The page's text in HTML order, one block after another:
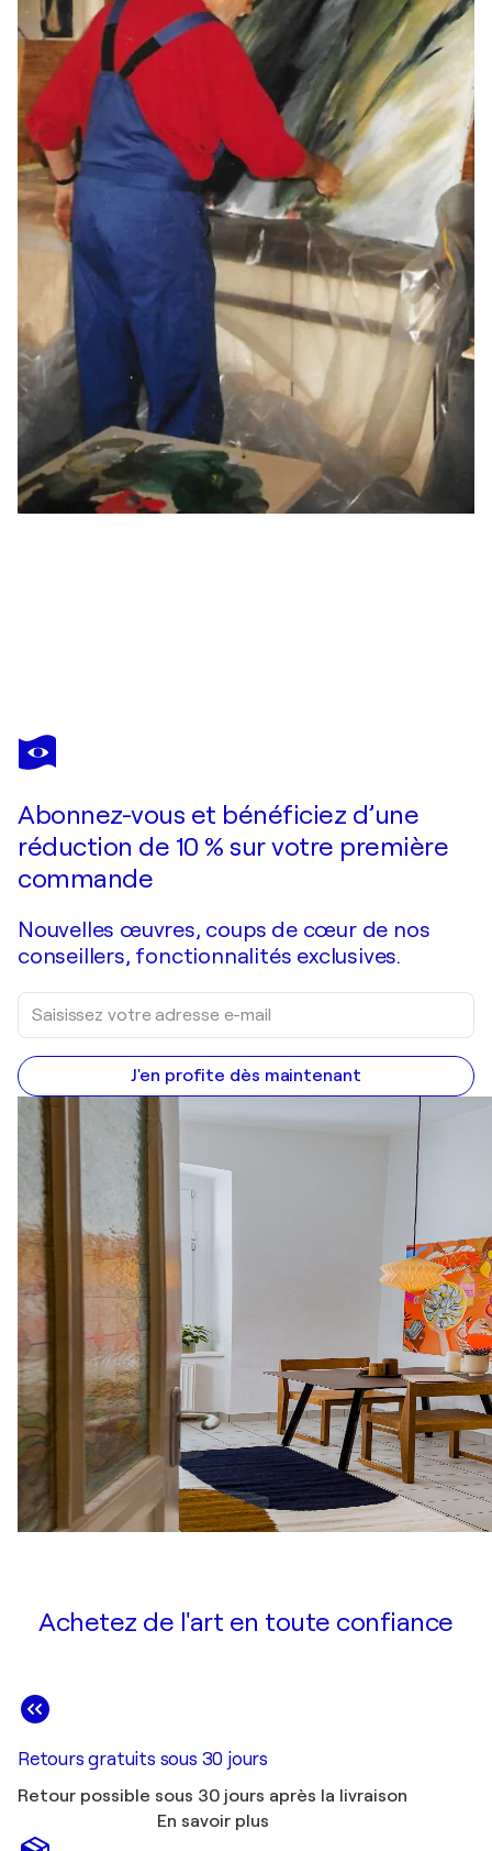
HELLMUT ECKSTEIN
Über dem Gardasee
Abonnez-vous et bénéficiez d’une
réduction de 10 % sur votre première
commande
Nouvelles œuvres, coups de cœur de nos
conseillers, fonctionnalités exclusives.
J'en profite dès maintenant
Achetez de l'art en toute confiance
Retours gratuits sous 30 jours
Retour possible sous 30 jours après la livraison
En savoir plus